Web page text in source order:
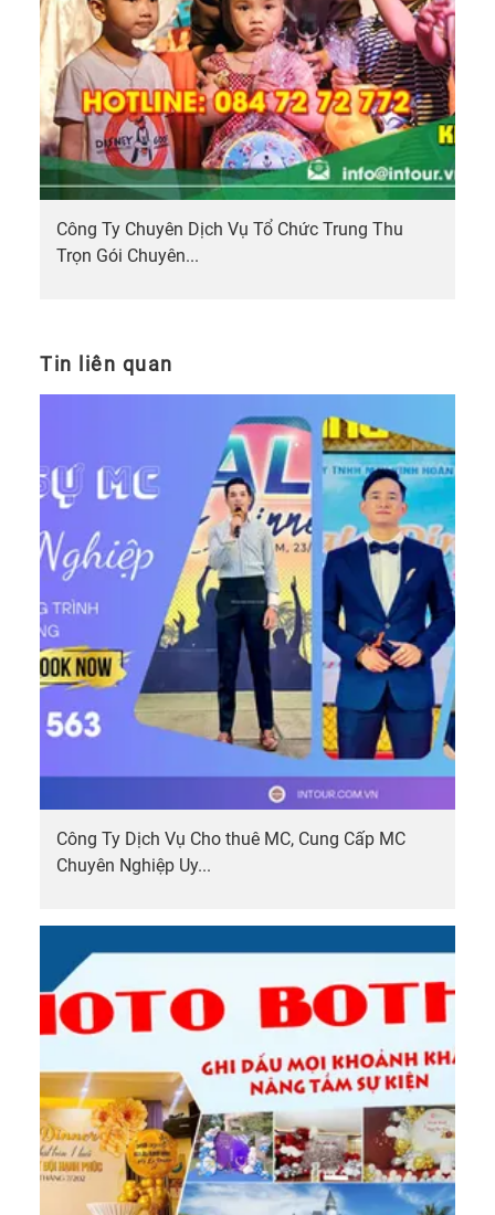
Công Ty Chuyên Dịch Vụ Tổ Chức Trung Thu
Trọn Gói Chuyên...
Tin liên quan
Công Ty Dịch Vụ Cho thuê MC, Cung Cấp MC
Chuyên Nghiệp Uy...